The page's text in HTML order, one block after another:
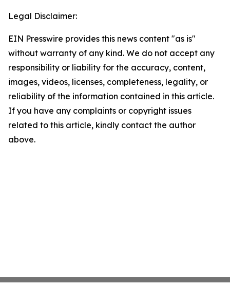
Legal Disclaimer:
EIN Presswire provides this news content "as is"
without warranty of any kind. We do not accept any
responsibility or liability for the accuracy, content,
images, videos, licenses, completeness, legality, or
reliability of the information contained in this article.
If you have any complaints or copyright issues
related to this article, kindly contact the author
above.